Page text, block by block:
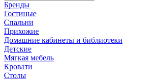
Бренды
Гостиные
Спальни
Прихожие
Домашние кабинеты и библиотеки
Детские
Мягкая мебель
Кровати
Столы